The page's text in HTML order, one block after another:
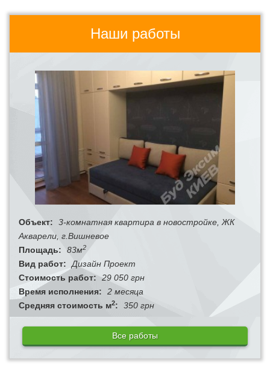
Наши работы
Объект:
3-комнатная квартира в новостройке, ЖК
Акварели, г.Вишневое
Площадь:
83м2
Вид работ:
Дизайн Проект
Стоимость работ: 29 050 грн
Время исполнения:
2 месяца
Средняя стоимость м2: 350 грн
Все работы